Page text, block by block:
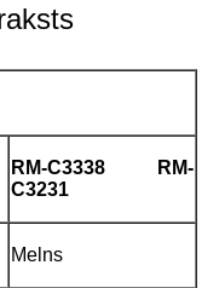
RM-C3338 RM-
C3231
Melns